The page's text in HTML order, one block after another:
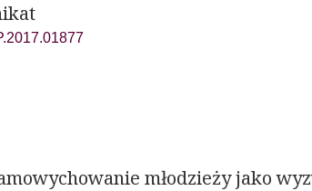
młodzieży jako